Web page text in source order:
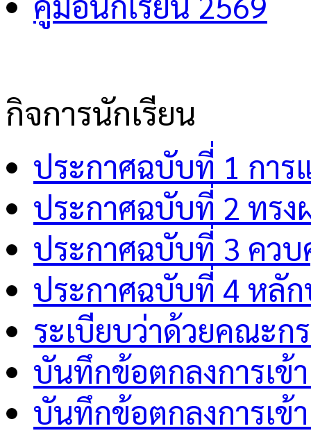
กิจการนักเรียน
ประกาศฉบับที่ 1 การ
ประกาศฉบับที่ 2 ทรง
ประกาศฉบับที่ 3 คว
ประกาศฉบับที่ 4 หลั
ระเบียบว่าด้วยคณะก
บันทึกข้อตกลงการเข้
บันทึกข้อตกลงการเข้